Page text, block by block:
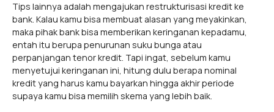
Tips lainnya adalah mengajukan restrukturisasi kredit ke
bank. Kalau kamu bisa membuat alasan yang meyakinkan,
maka pihak bank bisa memberikan keringanan kepadamu,
entah itu berupa penurunan suku bunga atau
perpanjangan tenor kredit. Tapi ingat, sebelum kamu
menyetujui keringanan ini, hitung dulu berapa nominal
kredit yang harus kamu bayarkan hingga akhir periode
supaya kamu bisa memilih skema yang lebih baik.